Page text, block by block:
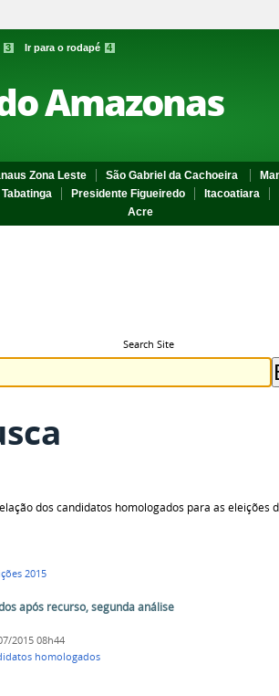
3 Ir para o rodapé 4
Amazonas
Zona Leste São Gabriel da Cachoeira
Tabatinga Presidente Figueiredo Itacoatiara
Acre
Search Site
dos candidatos homologados para as eleições
2015
após recurso, segunda análise
2015 08h44
homologados